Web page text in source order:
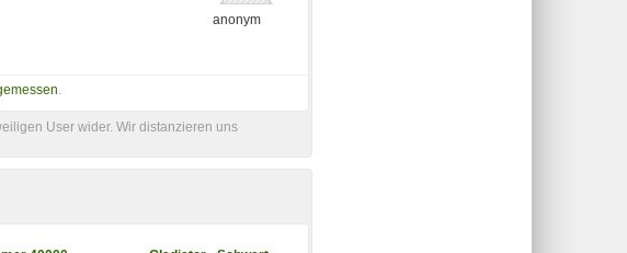
anonym
.
User wider. Wir distanzieren uns